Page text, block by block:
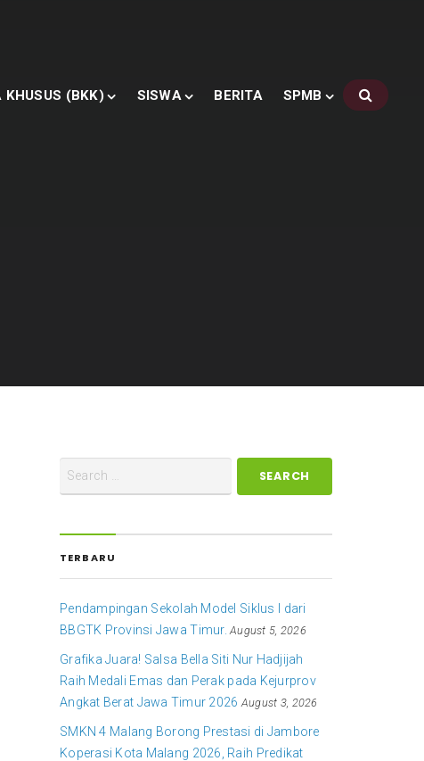
KHUSUS (BKK) SISWA BERITA SPMB
TERBARU
Pendampingan Sekolah Model Siklus I dari
BBGTK Provinsi Jawa Timur. August 5, 2026
Grafika Juara! Salsa Bella Siti Nur Hadjijah
Raih Medali Emas dan Perak pada Kejurprov
Angkat Berat Jawa Timur 2026 August 3, 2026
SMKN 4 Malang Borong Prestasi di Jambore
Koperasi Kota Malang 2026, Raih Predikat